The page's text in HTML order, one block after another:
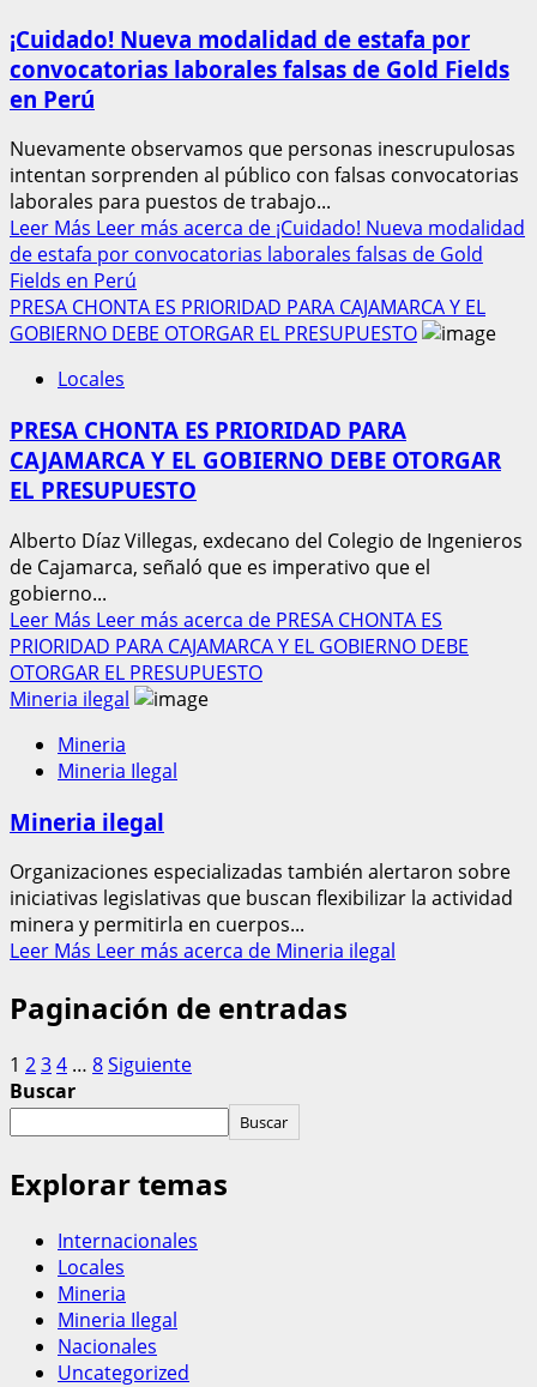
¡Cuidado! Nueva modalidad de estafa por
convocatorias laborales falsas de Gold Fields
en Perú
Nuevamente observamos que personas inescrupulosas
intentan sorprenden al público con falsas convocatorias
laborales para puestos de trabajo...
Leer Más Leer más acerca de ¡Cuidado! Nueva modalidad
de estafa por convocatorias laborales falsas de Gold
Fields en Perú
PRESA CHONTA ES PRIORIDAD PARA CAJAMARCA Y EL
GOBIERNO DEBE OTORGAR EL PRESUPUESTO
Locales
PRESA CHONTA ES PRIORIDAD PARA
CAJAMARCA Y EL GOBIERNO DEBE OTORGAR
EL PRESUPUESTO
Alberto Díaz Villegas, exdecano del Colegio de Ingenieros
de Cajamarca, señaló que es imperativo que el
gobierno...
Leer Más Leer más acerca de PRESA CHONTA ES
PRIORIDAD PARA CAJAMARCA Y EL GOBIERNO DEBE
OTORGAR EL PRESUPUESTO
Mineria ilegal
Mineria
Mineria Ilegal
Mineria ilegal
Organizaciones especializadas también alertaron sobre
iniciativas legislativas que buscan flexibilizar la actividad
minera y permitirla en cuerpos...
Leer Más Leer más acerca de Mineria ilegal
Paginación de entradas
1 234 … 8Siguiente
Buscar
Buscar
Explorar temas
Internacionales
Locales
Mineria
Mineria Ilegal
Nacionales
Uncategorized